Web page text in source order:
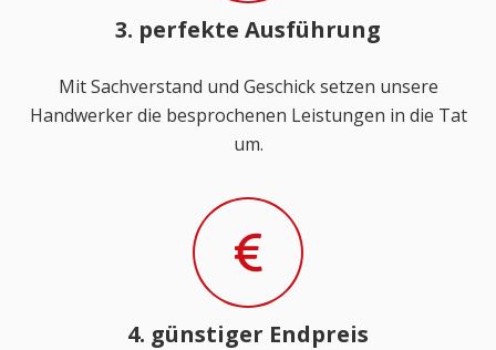
3. perfekte Ausführung
Mit Sachverstand und Geschick setzen unsere
Handwerker die besprochenen Leistungen in die Tat
um.
4. günstiger Endpreis